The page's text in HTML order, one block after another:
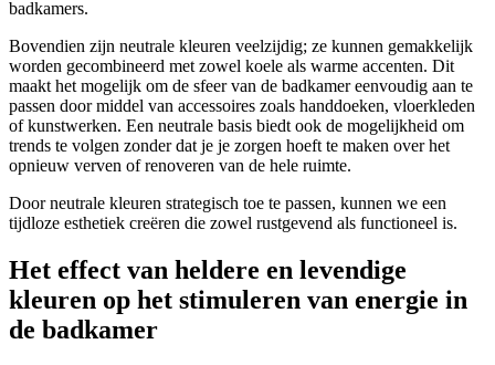
badkamers.
Bovendien zijn neutrale kleuren veelzijdig; ze kunnen gemakkelijk
worden gecombineerd met zowel koele als warme accenten. Dit
maakt het mogelijk om de sfeer van de badkamer eenvoudig aan te
passen door middel van accessoires zoals handdoeken, vloerkleden
of kunstwerken. Een neutrale basis biedt ook de mogelijkheid om
trends te volgen zonder dat je je zorgen hoeft te maken over het
opnieuw verven of renoveren van de hele ruimte.
Door neutrale kleuren strategisch toe te passen, kunnen we een
tijdloze esthetiek creëren die zowel rustgevend als functioneel is.
Het effect van heldere en levendige
kleuren op het stimuleren van energie in
de badkamer